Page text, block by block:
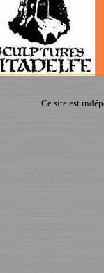
Ce site est